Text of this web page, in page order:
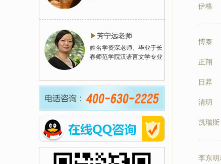
▶芳宁远老师
姓名学资深老师、毕业于长
春师范学院汉语言文学专业
伊格
博泰
正翔
日昇
清玥
凯瑞斯
李东